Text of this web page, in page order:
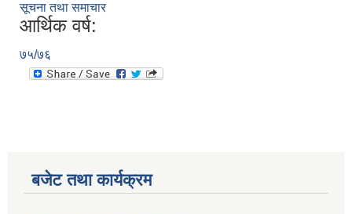
सूचना तथा समाचार
आर्थिक वर्ष:
७५/७६
बजेट तथा कार्यक्रम